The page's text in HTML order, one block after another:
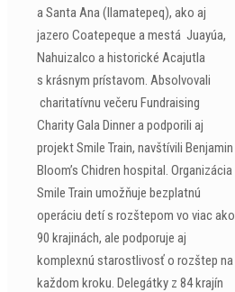
a Santa Ana (Ilamatepeq), ako aj
jazero Coatepeque a mestá Juayúa,
Nahuizalco a historické Acajutla
s krásnym prístavom. Absolvovali
charitatívnu večeru Fundraising
Charity Gala Dinner a podporili aj
projekt Smile Train, navštívili Benjamin
Bloom’s Chidren hospital. Organizácia
Smile Train umožňuje bezplatnú
operáciu detí s rozštepom vo viac ako
90 krajinách, ale podporuje aj
komplexnú starostlivosť o rozštep na
každom kroku. Delegátky z 84 krajín